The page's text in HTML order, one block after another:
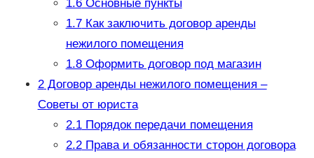
1.6Основные пункты
1.7Как заключить договор аренды
нежилого помещения
1.8Оформить договор под магазин
2Договор аренды нежилого помещения –
Советы от юриста
2.1Порядок передачи помещения
2.2Права и обязанности сторон договора